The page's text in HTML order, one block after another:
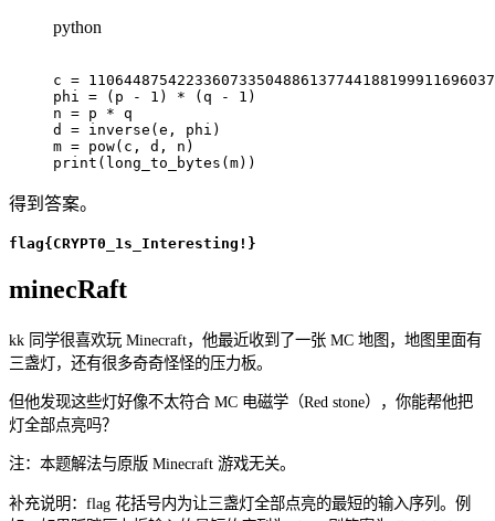
python
c =
phi = ( p - 1 ) * ( q - 1 )
n = p * q
d = inverse ( e , phi )
m = pow( c , d , n )
print ( long_to_bytes ( m) )
得到答案。
flag{CRYPT0_1s_Interesting!}
minecRaft
kk 同学很喜欢玩 Minecraft，他最近收到了一张 MC 地图，地图里面有
三盏灯，还有很多奇奇怪怪的压力板。
但他发现这些灯好像不太符合 MC 电磁学（Red stone），你能帮他把
灯全部点亮吗？
注：本题解法与原版 Minecraft 游戏无关。
补充说明：flag 花括号内为让三盏灯全部点亮的最短的输入序列。例